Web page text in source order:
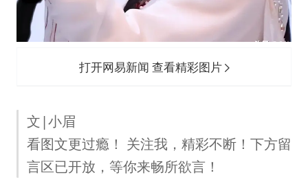
打开网易新闻 查看精彩图片
文|小眉
看图文更过瘾！ 关注我，精彩不断！下方留
言区已开放，等你来畅所欲言！